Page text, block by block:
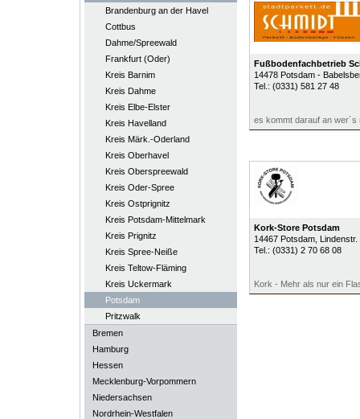
Brandenburg an der Havel
Cottbus
Dahme/Spreewald
Frankfurt (Oder)
Kreis Barnim
Kreis Dahme
Kreis Elbe-Elster
Kreis Havelland
Kreis Märk.-Oderland
Kreis Oberhavel
Kreis Oberspreewald
Kreis Oder-Spree
Kreis Ostprignitz
Kreis Potsdam-Mittelmark
Kreis Prignitz
Kreis Spree-Neiße
Kreis Teltow-Fläming
Kreis Uckermark
Potsdam
Pritzwalk
Bremen
Hamburg
Hessen
Mecklenburg-Vorpommern
Niedersachsen
Nordrhein-Westfalen
Fußbodenfachbetrieb
14478 Potsdam -
Tel.: (0331) 581 27 48
es kommt darauf an wer´s
Kork-Store Potsdam
14467 Potsdam, Lindenstr.
Tel.: (0331) 2 70 68 08
Kork - Mehr als nur ein